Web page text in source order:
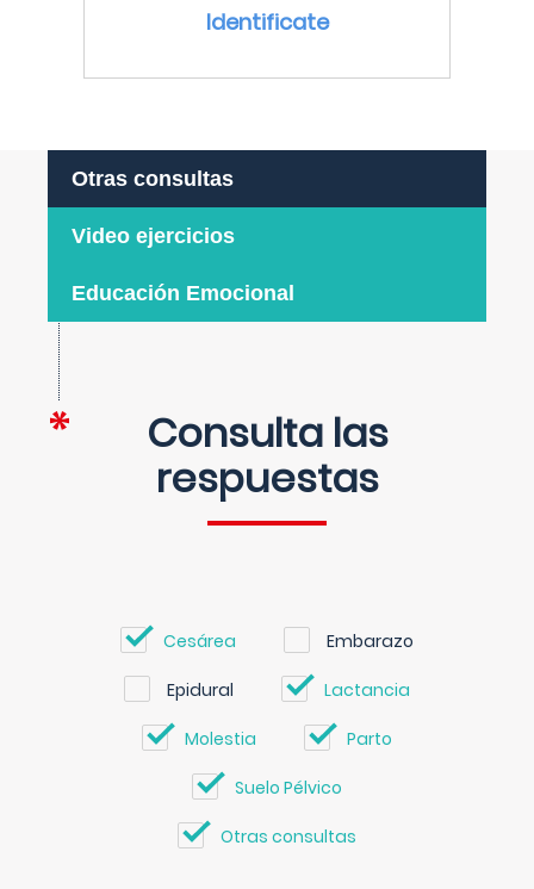
Identificate
Otras consultas
Video ejercicios
Educación Emocional
Consulta las
respuestas
Cesárea Embarazo
Epidural Lactancia
Molestia Parto
Suelo Pélvico
Otras consultas